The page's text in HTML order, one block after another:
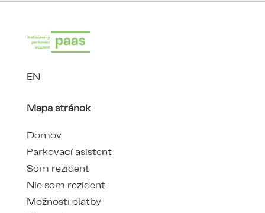
EN
Mapa stránok
Domov
Parkovací asistent
Som rezident
Nie som rezident
Možnosti platby